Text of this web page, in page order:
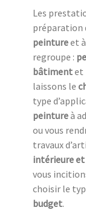
Les
préparation
peintureet
regroupe :
bâtimentet
laissons le
type
peintureà
ou vous
travaux
intérieure
vous
choisir le
budget.